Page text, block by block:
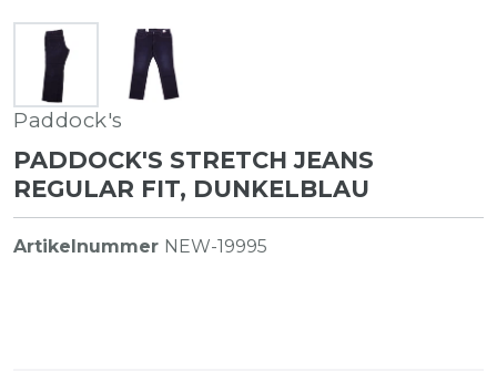
Paddock's
PADDOCK'S STRETCH JEANS
REGULAR FIT, DUNKELBLAU
Artikelnummer NEW-19995